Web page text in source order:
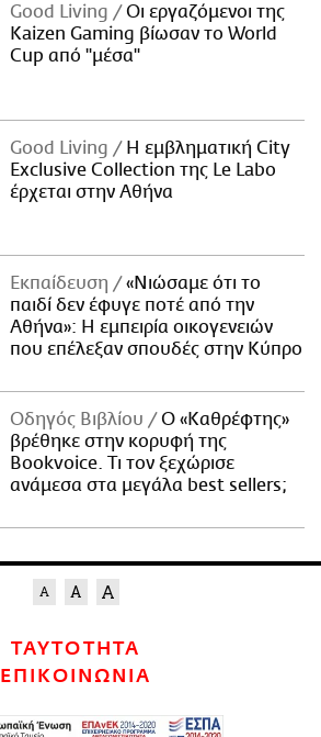
Good Living
Οι εργαζόμενοι της
Kaizen Gaming βίωσαν το World
Cup από "μέσα"
Good Living
Η εμβληματική City
Exclusive Collection της Le Labo
έρχεται στην Αθήνα
Εκπαίδευση
«Νιώσαμε ότι το
παιδί δεν έφυγε ποτέ από την
Αθήνα»: Η εμπειρία οικογενειών
που επέλεξαν σπουδές στην Κύπρο
Οδηγός Βιβλίου
Ο «Καθρέφτης»
βρέθηκε στην κορυφή της
Bookvoice. Τι τον ξεχώρισε
ανάμεσα στα μεγάλα best sellers;
ΤΑΥΤΟΤΗΤΑ
ΕΠΙΚΟΙΝΩΝΙΑ